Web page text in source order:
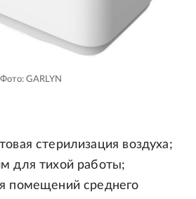
Фото: GARLYN
стерилизация воздуха;
для тихой работы;
помещений среднего